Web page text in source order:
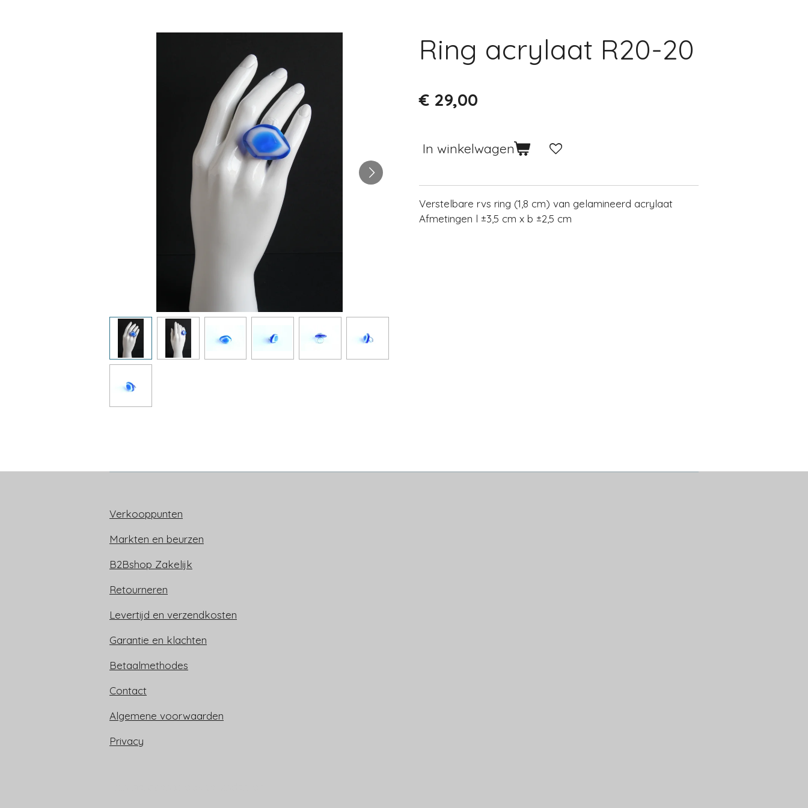
Ring acrylaat R20-20
€ 29,00
In winkelwagen
Verstelbare rvs ring (1,8 cm) van gelamineerd acrylaat
Afmetingen l ±3,5 cm x b ±2,5 cm
Verkooppunten
Markten en beurzen
B2Bshop Zakelijk
Retourneren
Levertijd en verzendkosten
Garantie en klachten
Betaalmethodes
Contact
Algemene voorwaarden
Privacy